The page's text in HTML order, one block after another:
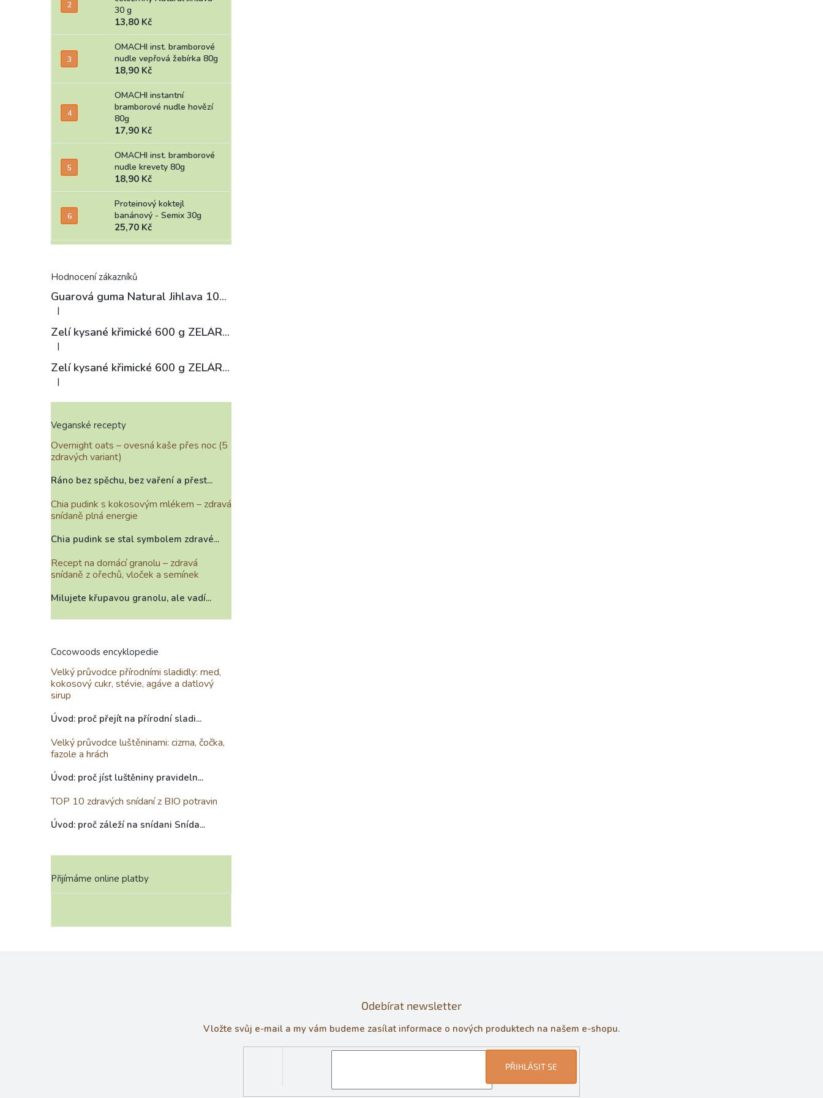
30 g
13,80 Kč
OMACHI inst. bramborové
nudle vepřová žebírka 80g
18,90 Kč
OMACHI instantní
bramborové nudle hovězí
80g
17,90 Kč
OMACHI inst. bramborové
nudle krevety 80g
18,90 Kč
Proteinový koktejl
banánový - Semix 30g
25,70 Kč
Hodnocení zákazníků
Guarová guma Natural Jihlava 100 g
Hodnocení produktu je 4 z 5 hvězdiček.
|
Zelí kysané křimické 600 g ZELÁRNA LOBKOWICZ
Hodnocení produktu je 3 z 5 hvězdiček.
|
Zelí kysané křimické 600 g ZELÁRNA LOBKOWICZ
Hodnocení produktu je 4 z 5 hvězdiček.
|
Veganské recepty
Overnight oats – ovesná kaše přes noc (5
zdravých variant)
Ráno bez spěchu, bez vaření a přest...
Chia pudink s kokosovým mlékem – zdravá
snídaně plná energie
Chia pudink se stal symbolem zdravé...
Recept na domácí granolu – zdravá
snídaně z ořechů, vloček a semínek
Milujete křupavou granolu, ale vadí...
Cocowoods encyklopedie
Velký průvodce přírodními sladidly: med,
kokosový cukr, stévie, agáve a datlový
sirup
Úvod: proč přejít na přírodní sladi...
Velký průvodce luštěninami: cizrna, čočka,
fazole a hrách
Úvod: proč jíst luštěniny pravideln...
TOP 10 zdravých snídaní z BIO potravin
Úvod: proč záleží na snídani Snída...
Přijímáme online platby
Odebírat newsletter
Vložte svůj e-mail a my vám budeme zasílat informace o nových produktech na našem e-shopu.
PŘIHLÁSIT SE